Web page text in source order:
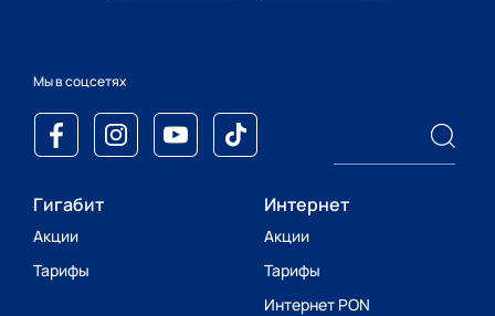
Мы в соцсетях
Гигабит
Акции
Тарифы
Интернет
Акции
Тарифы
Интернет PON